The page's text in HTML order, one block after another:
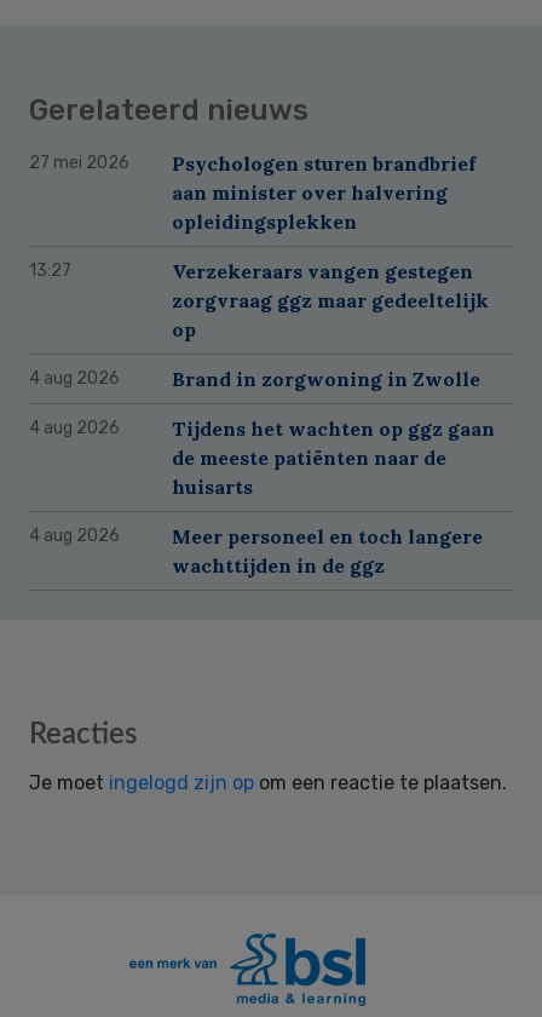
Gerelateerd nieuws
27 mei 2026
Psychologen sturen brandbrief
aan minister over halvering
opleidingsplekken
13:27
Verzekeraars vangen gestegen
zorgvraag ggz maar gedeeltelijk
op
4 aug 2026 Brand in zorgwoning in Zwolle
4 aug 2026
Tijdens het wachten op ggz gaan
de meeste patiënten naar de
huisarts
4 aug 2026
Meer personeel en toch langere
wachttijden in de ggz
Reader
Reacties
Je moet ingelogd zijn op om een reactie te plaatsen.